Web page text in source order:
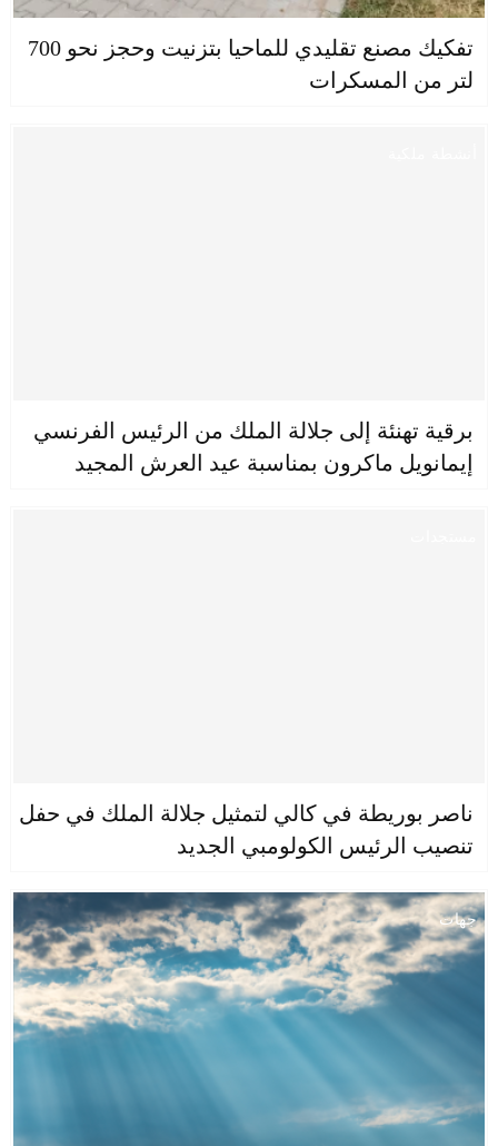
تفكيك مصنع تقليدي للماحيا بتزنيت وحجز نحو 700
لتر من المسكرات
برقية تهنئة إلى جلالة الملك من الرئيس الفرنسي
إيمانويل ماكرون بمناسبة عيد العرش المجيد
ناصر بوريطة في كالي لتمثيل جلالة الملك في حفل
تنصيب الرئيس الكولومبي الجديد
جهات